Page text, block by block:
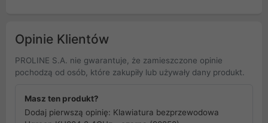
Opinie Klientów
PROLINE S.A. nie gwarantuje, że zamieszczone opinie
pochodzą od osób, które zakupiły lub używały dany produkt.
Masz ten produkt?
Dodaj pierwszą opinię: Klawiatura bezprzewodowa